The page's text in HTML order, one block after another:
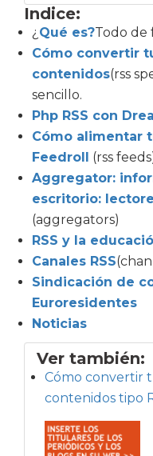
Indice:
¿ Qué es?Todo de
Cómo convertir
contenidos(rss
sencillo.
Php RSS con
Cómo alimentar
Feedroll
(rss
Aggregator:
escritorio:
(aggregators)
RSS y la
Canales RSS
Sindicación de
Euroresidentes
Noticias
Ver también:
Cómo convertir
contenidos tipo